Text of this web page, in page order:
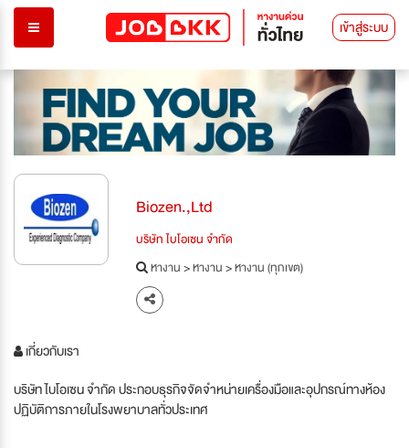
เข้าสู่ระบบ
Biozen.,Ltd
บริษัท ไบโอเซน จำกัด
หางาน>หางาน>หางาน (ทุกเขต)
เกี่ยวกับเรา
บริษัท ไบโอเซน จำกัด ประกอบธุรกิจจัดจำหน่ายเครื่องมือและอุปกรณ์ทางห้อง
ปฏิบัติการภายในโรงพยาบาลทั่วประเทศ